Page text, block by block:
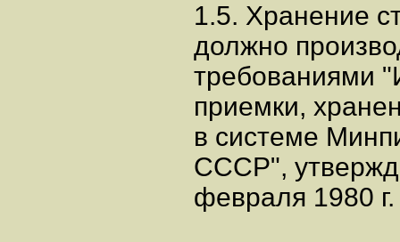
1.5. Хранение
должно
требованиями
приемки,
в системе
СССР",
февраля 1980 г.